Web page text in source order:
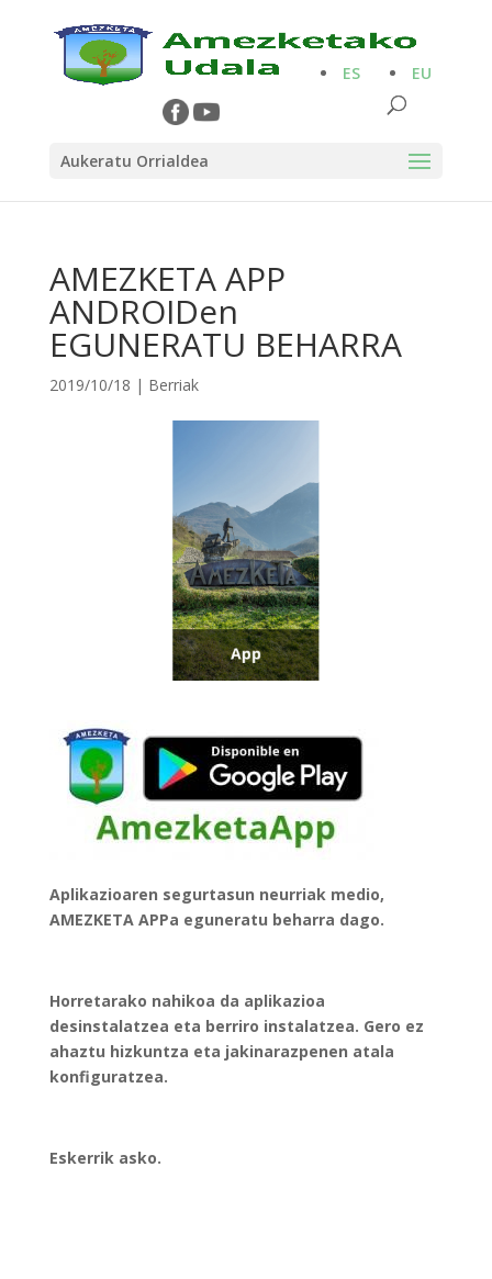
Aukeratu Orrialdea
ES EU
AMEZKETA APP
ANDROIDen
EGUNERATU BEHARRA
2019/10/18 | Berriak
Aplikazioaren segurtasun neurriak medio,
AMEZKETA APPa eguneratu beharra dago.
Horretarako nahikoa da aplikazioa
desinstalatzea eta berriro instalatzea. Gero ez
ahaztu hizkuntza eta jakinarazpenen atala
konfiguratzea.
Eskerrik asko.